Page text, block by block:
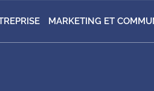
MARKETING ET